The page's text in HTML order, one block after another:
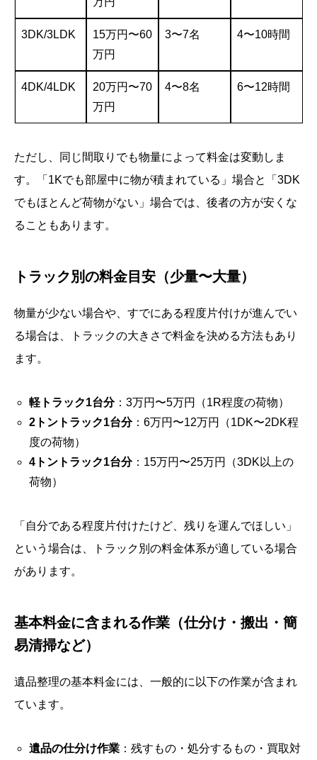
3DK/3LDK
15万円〜60
万円
3〜7名 4〜10時間
4DK/4LDK
20万円〜70
万円
4〜8名 6〜12時間
ただし、同じ間取りでも物量によって料金は変動しま
す。「1Kでも部屋中に物が積まれている」場合と「3DK
でもほとんど荷物がない」場合では、後者の方が安くな
ることもあります。
トラック別の料金目安（少量〜大量）
物量が少ない場合や、すでにある程度片付けが進んでい
る場合は、トラックの大きさで料金を決める方法もあり
ます。
軽トラック1台分：3万円〜5万円（1R程度の荷物）
2トントラック1台分：6万円〜12万円（1DK〜2DK程
度の荷物）
4トントラック1台分：15万円〜25万円（3DK以上の
荷物）
「自分である程度片付けたけど、残りを運んでほしい」
という場合は、トラック別の料金体系が適している場合
があります。
基本料金に含まれる作業（仕分け・搬出・簡
易清掃など）
遺品整理の基本料金には、一般的に以下の作業が含まれ
ています。
遺品の仕分け作業：残すもの・処分するもの・買取対